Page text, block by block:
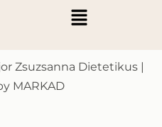
Menü
Zsuzsanna Dietetikus |
MARKAD